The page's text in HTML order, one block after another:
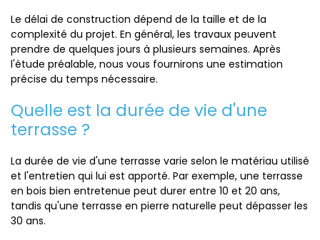
Le délai de construction dépend de la taille et de la
complexité du projet. En général, les travaux peuvent
prendre de quelques jours à plusieurs semaines. Après
l'étude préalable, nous vous fournirons une estimation
précise du temps nécessaire.
Quelle est la durée de vie d'une
terrasse ?
La durée de vie d'une terrasse varie selon le matériau utilisé
et l'entretien qui lui est apporté. Par exemple, une terrasse
en bois bien entretenue peut durer entre 10 et 20 ans,
tandis qu'une terrasse en pierre naturelle peut dépasser les
30 ans.